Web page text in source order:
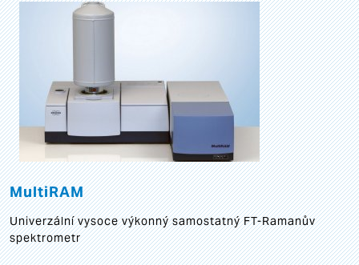
MultiRAM
Univerzální vysoce výkonný samostatný FT-Ramanův
spektrometr